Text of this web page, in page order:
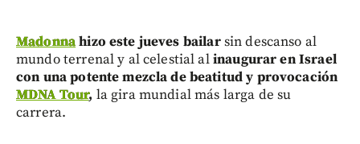
Madonnahizo este jueves bailarsin descanso al
mundo terrenal y al celestial alinaugurar en Israel
con una potente mezcla de beatitud y provocación
MDNA Tour, la gira mundial más larga de su
carrera.